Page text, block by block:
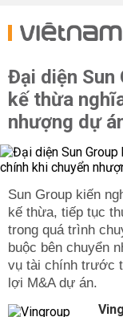
Đại diện Sun
kế thừa
nhượng dự
Sun Group kiến
kế thừa, tiếp tục
trong quá trình
buộc bên chuyển
vụ tài chính trước
lợi M&A dự án.